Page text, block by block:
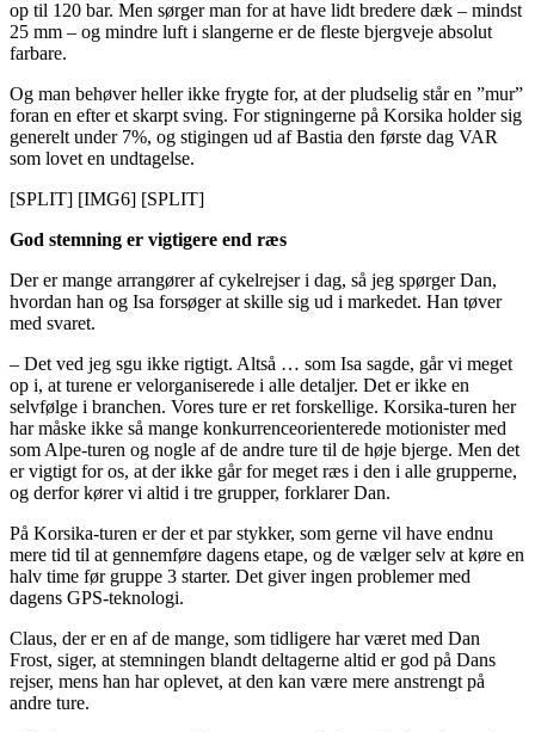
op til 120 bar. Men sørger man for at have lidt bredere dæk – mindst
25 mm – og mindre luft i slangerne er de fleste bjergveje absolut
farbare.
Og man behøver heller ikke frygte for, at der pludselig står en ”mur”
foran en efter et skarpt sving. For stigningerne på Korsika holder sig
generelt under 7%, og stigingen ud af Bastia den første dag VAR
som lovet en undtagelse.
[SPLIT] [IMG6] [SPLIT]
God stemning er vigtigere end ræs
Der er mange arrangører af cykelrejser i dag, så jeg spørger Dan,
hvordan han og Isa forsøger at skille sig ud i markedet. Han tøver
med svaret.
– Det ved jeg sgu ikke rigtigt. Altså … som Isa sagde, går vi meget
op i, at turene er velorganiserede i alle detaljer. Det er ikke en
selvfølge i branchen. Vores ture er ret forskellige. Korsika-turen her
har måske ikke så mange konkurrenceorienterede motionister med
som Alpe-turen og nogle af de andre ture til de høje bjerge. Men det
er vigtigt for os, at der ikke går for meget ræs i den i alle grupperne,
og derfor kører vi altid i tre grupper, forklarer Dan.
På Korsika-turen er der et par stykker, som gerne vil have endnu
mere tid til at gennemføre dagens etape, og de vælger selv at køre en
halv time før gruppe 3 starter. Det giver ingen problemer med
dagens GPS-teknologi.
Claus, der er en af de mange, som tidligere har været med Dan
Frost, siger, at stemningen blandt deltagerne altid er god på Dans
rejser, mens han har oplevet, at den kan være mere anstrengt på
andre ture.